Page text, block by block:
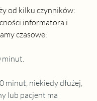
od kilku czynników:
informatora i
czasowe:
minut, niekiedy dłużej,
lub pacjent ma